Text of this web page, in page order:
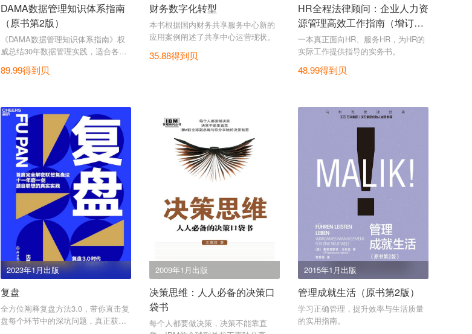
DAMA数据管理知识体系指南
（原书第2版）
《DAMA数据管理知识体系指南》权
威总结30年数据管理实践，适合各领
89.99得到贝
财务数字化转型
本书根据国内财务共享服务中心新的
应用案例阐述了共享中心运营现状。
35.88得到贝
HR全程法律顾问：企业人力资
源管理高效工作指南（增订6
版）
一本真正面向HR、服务HR，为HR的
实际工作提供指导的实务书。
48.99得到贝
2023年1月出版
复盘
全方位阐释复盘方法3.0，带你直击复
盘每个环节中的深坑问题，真正获得
2009年1月出版
决策思维：人人必备的决策口
袋书
每个人都要做决策，决策不能靠直
2015年1月出版
管理成就生活（原书第2版）
学习正确管理，提升效率与生活质量
的实用指南。